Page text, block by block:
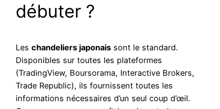
débuter ?
Les chandeliers japonais sont le standard.
Disponibles sur toutes les plateformes
(TradingView, Boursorama, Interactive Brokers,
Trade Republic), ils fournissent toutes les
informations nécessaires d’un seul coup d’œil.